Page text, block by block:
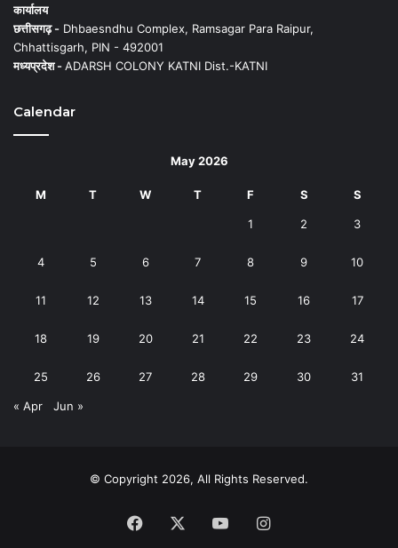
कार्यालय
छत्तीसगढ़ - Dhbaesndhu Complex, Ramsagar Para Raipur,
Chhattisgarh, PIN - 492001
मध्यप्रदेश -ADARSH COLONY KATNI Dist.-KATNI
Calendar
May 2026
M T W T F S S
1 2 3
4 5 6 7 8 9 10
11 12 13 14 15 16 17
18 19 20 21 22 23 24
25 26 27 28 29 30 31
« Apr Jun »
© Copyright 2026, All Rights Reserved.
Facebook YouTubeInstagram